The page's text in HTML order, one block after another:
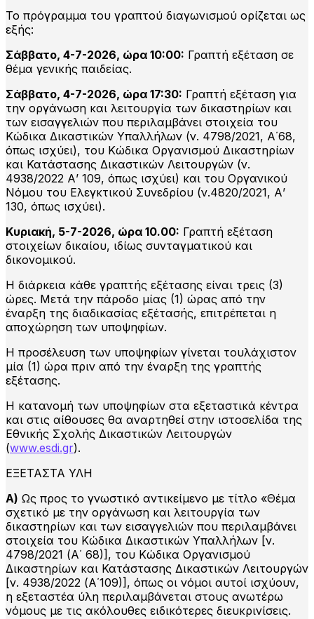
Το πρόγραμμα του γραπτού διαγωνισμού ορίζεται ως
εξής:
Σάββατο, 4-7-2026, ώρα 10:00: Γραπτή εξέταση σε
θέμα γενικής παιδείας.
Σάββατο, 4-7-2026, ώρα 17:30: Γραπτή εξέταση για
την οργάνωση και λειτουργία των δικαστηρίων και
των εισαγγελιών που περιλαμβάνει στοιχεία του
Κώδικα Δικαστικών Υπαλλήλων (ν. 4798/2021, Α΄68,
όπως ισχύει), του Κώδικα Οργανισμού Δικαστηρίων
και Κατάστασης Δικαστικών Λειτουργών (ν.
4938/2022 Α’ 109, όπως ισχύει) και του Οργανικού
Νόμου του Ελεγκτικού Συνεδρίου (ν.4820/2021, Α’
130, όπως ισχύει).
Κυριακή, 5-7-2026, ώρα 10.00: Γραπτή εξέταση
στοιχείων δικαίου, ιδίως συνταγματικού και
δικονομικού.
Η διάρκεια κάθε γραπτής εξέτασης είναι τρεις (3)
ώρες. Μετά την πάροδο μίας (1) ώρας από την
έναρξη της διαδικασίας εξέτασής, επιτρέπεται η
αποχώρηση των υποψηφίων.
Η προσέλευση των υποψηφίων γίνεται τουλάχιστον
μία (1) ώρα πριν από την έναρξη της γραπτής
εξέτασης.
Η κατανομή των υποψηφίων στα εξεταστικά κέντρα
και στις αίθουσες θα αναρτηθεί στην ιστοσελίδα της
Εθνικής Σχολής Δικαστικών Λειτουργών
(www.esdi.gr).
ΕΞΕΤΑΣΤΑ ΥΛΗ
Α) Ως προς το γνωστικό αντικείμενο με τίτλο «Θέμα
σχετικό με την οργάνωση και λειτουργία των
δικαστηρίων και των εισαγγελιών που περιλαμβάνει
στοιχεία του Κώδικα Δικαστικών Υπαλλήλων [ν.
4798/2021 (Α΄ 68)], του Κώδικα Οργανισμού
Δικαστηρίων και Κατάστασης Δικαστικών Λειτουργών
[ν. 4938/2022 (Α΄109)], όπως οι νόμοι αυτοί ισχύουν,
η εξεταστέα ύλη περιλαμβάνεται στους ανωτέρω
νόμους με τις ακόλουθες ειδικότερες διευκρινίσεις.